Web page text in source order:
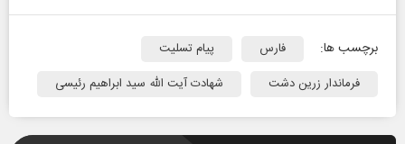
برچسب ها: فارس
پیام تسلیت
فرماندار زرین دشت
شهادت آیت الله سید ابراهیم رئیسی